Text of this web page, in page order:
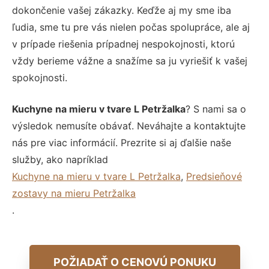
dokončenie vašej zákazky. Keďže aj my sme iba
ľudia, sme tu pre vás nielen počas spolupráce, ale aj
v prípade riešenia prípadnej nespokojnosti, ktorú
vždy berieme vážne a snažíme sa ju vyriešiť k vašej
spokojnosti.
Kuchyne na mieru v tvare L Petržalka? S nami sa o
výsledok nemusíte obávať. Neváhajte a kontaktujte
nás pre viac informácií. Prezrite si aj ďalšie naše
služby, ako napríklad
Kuchyne na mieru v tvare L Petržalka, Predsieňové
zostavy na mieru Petržalka
.
POŽIADAŤ O CENOVÚ PONUKU